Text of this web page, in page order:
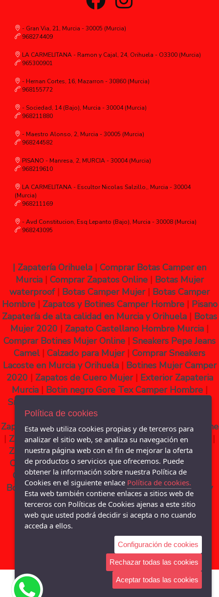
- Gran Via, 21, Murcia - 30005 (Murcia)
968274409
LA CARMELITANA - Ramon y Cajal, 24, Orihuela - O3300 (Murcia)
965300901
- Hernan Cortes, 16, Mazarron - 30860 (Murcia)
968155772
- Sociedad, 14 (Bajo), Murcia - 30004 (Murcia)
968211880
- Maestro Alonso, 2, Murcia - 30005 (Murcia)
968244582
PISANO - Manresa, 2, MURCIA - 30004 (Murcia)
968219610
LA CARMELITANA - Escultor Nicolas Salzillo,, Murcia - 30004
(Murcia)
968211169
- Avd Constitucion, Esq Lepanto (Bajo), Murcia - 30008 (Murcia)
968243095
| Zapatería Orihuela | Comprar Botas Camper en
Murcia| Comprar Zapatos Online| Botas Mujer
waterproof| Botas Camper Mujer| Botas Camper
Hombre| Zapatos y Botines Camper Hombre| Pisano
Zapatería de alta calidad en Murcia y Orihuela | Botas
Mujer 2020 | Zapato Castellano Hombre Murcia |
Comprar Botines Mujer Online | Sneakers Pepe Jeans
Camel| Calzado para Mujer| Comprar Sneakers
Lacoste en Murcia y Orihuela| Botines Mujer Camper
2020 | Zapatos de Cuero Mujer| Exterior Zapateria
Murcia| Botin negro Gore Tex Camper Hombre|
Sneakers Pepe Jeans Camel
Murcia| Sneakers Geox Hombre
Zapateria Pisano Murcia| Comprar Botas Mujer Online
| Zapatos Vestir negro Hombre|Botin Cuero Mujer
|
Zapatos Callaghan Hombre|Botas Cowboy Mujer
Camel|Sneakers Munich en Murcia|Botas Cuero
Camel Mujer|Botín Marrón Hombre|Zapatos y
Botines de Mujer Gadea|Zapatos Clarck Hombre y
Mujer|Sneakers Pepe Jeans Negro|Zapato
Castellano Hombre
Política de cookies
Esta web utiliza cookies propias y de terceros para
analizar el sitio web, se analiza su navegación en
nuestra página web con el fin de mejorar la oferta
de productos o servicios que ofrecemos. Puede
obtener la información sobre nuestra Política de
Cookies en el siguiente enlace Política de cookies.
Esta web también contiene enlaces a sitios web de
terceros con Políticas de Cookies ajenas a este sitio
web que usted podrá decidir si acepta o no cuando
acceda a ellos.
Configuración de cookies
Rechazar todas las cookies
Aceptar todas las cookies